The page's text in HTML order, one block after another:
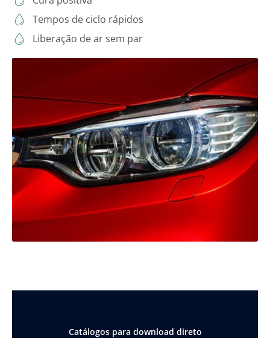
Tempos de ciclo rápidos
Liberação de ar sem par
Catálogos para download direto